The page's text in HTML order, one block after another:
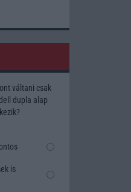
váltani csak
dupla alap
is